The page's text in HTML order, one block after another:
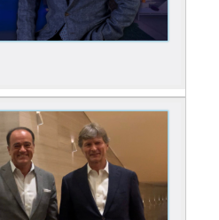
Cuatro Diamantes de
entre el mar
de Bahía
de Cancún.
edificios en forma de
uno con personalidad